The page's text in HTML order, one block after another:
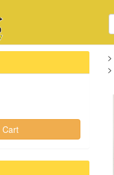
>
>
Cart